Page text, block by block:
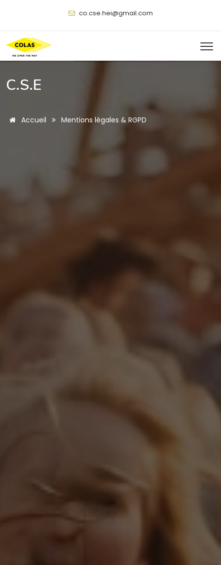
@
C.S.E
Accueil Mentions légales & RGPD